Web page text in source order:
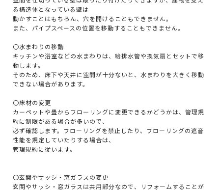
る構造体となっている壁は
動かすことはもちろん、穴を開けることもできません。
また、パイプスペースの位置を移動することもできません。
〇水まわりの移動
キッチンや浴室などの水まわりは、給排水管や換気扇とセットで移
動します。
そのため、床下や天井に空間が十分ないと、水まわりを大きく移動
できない場合があります。
〇床材の変更
カーペットや畳からフローリングに変更できるかどうかは、管理規
約に制限がある場合が多いので、
必ず確認します。フローリングを禁止したり、フローリングの遮音
性能を規定していたりする場合は、
管理規約に従います。
〇玄関やサッシ・窓ガラスの変更
玄関やサッシ・窓ガラスは共用部分なので、リフォームすることが